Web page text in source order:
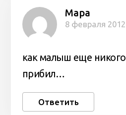
Мара
8 февраля
как малыш еще
прибил…
Ответить